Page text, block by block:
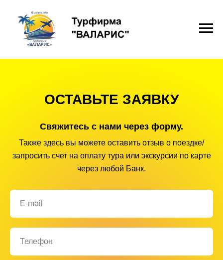
ОСТАВЬТЕ ЗАЯВКУ
Свяжитесь с нами через форму.
Также здесь вы можете оставить отзыв о поездке/
запросить счет на оплату тура или экскурсии по карте
через любой Банк.
E-mail
Телефон